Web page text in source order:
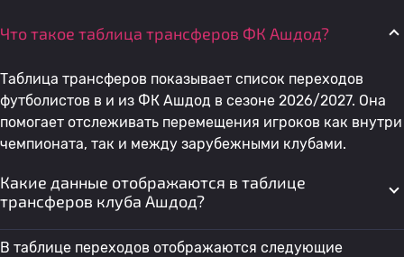
Что такое таблица трансферов ФК Ашдод?
Таблица трансферов показывает список переходов
футболистов в и из ФК Ашдод в сезоне 2026/2027. Она
помогает отслеживать перемещения игроков как внутри
чемпионата, так и между зарубежными клубами.
Какие данные отображаются в таблице
трансферов клуба Ашдод?
В таблице переходов отображаются следующие